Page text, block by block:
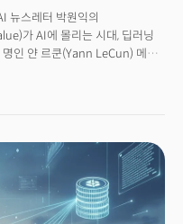
원화를 예치하면 '네이버코인
하거나 다시 원화로 환전할 수
디지털 머니 생태계이자,
이 높다.
뉴스레터 박원익의
가 AI에 몰리는 시대, 딥러닝
인 얀 르쿤(Yann LeCun) 메타
트업 창업에
다. 르쿤 교수는 딥러닝 연구로
튜링상을 제프리 힌튼(Geoffrey
Bengio) 몬트리올대 교수와
은 걸 이룬 업계 ‘구루(guru)’가